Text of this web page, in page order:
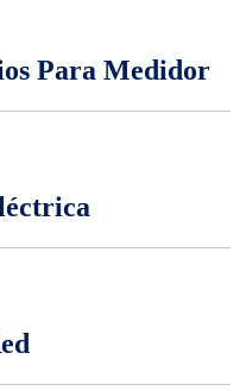
Para Medidor